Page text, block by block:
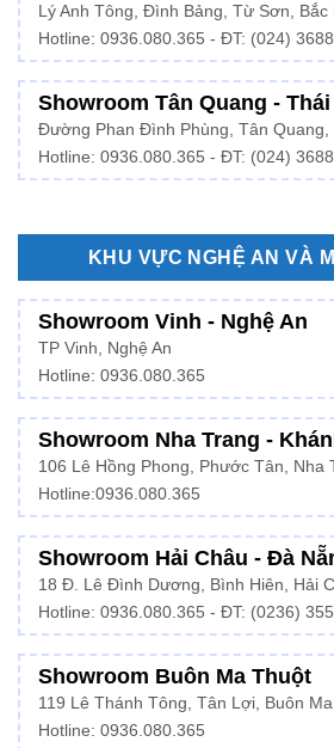
Lý Anh Tông, Đình Bảng, Từ Sơn, Bắc
Hotline: 0936.080.365 - ĐT: (024)
Showroom Tân Quang -
Đường Phan Đình Phùng, Tân Quang,
Hotline: 0936.080.365 - ĐT: (024)
KHU VỰC NGHỆ AN VÀ
Showroom Vinh - Nghệ An
TP Vinh, Nghệ An
Hotline: 0936.080.365
Showroom Nha Trang -
106 Lê Hồng Phong, Phước Tân, Nha
Hotline:0936.080.365
Showroom Hải Châu - Đà
18 Đ. Lê Đình Dương, Bình Hiên, Hải
Hotline: 0936.080.365 - ĐT: (0236)
Showroom Buôn Ma Thuột
119 Lê Thánh Tông, Tân Lợi, Buôn
Hotline: 0936.080.365